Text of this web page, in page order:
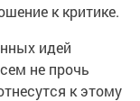
к критике.
идей
не прочь
к этому